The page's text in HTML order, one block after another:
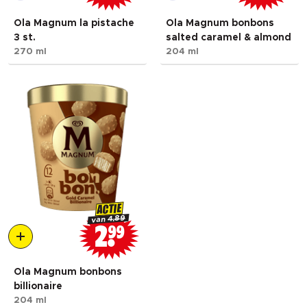
Ola Magnum la pistache
3 st.
270 ml
Ola Magnum bonbons
salted caramel & almond
204 ml
ACTIE
van4.89
299
Ola Magnum bonbons
billionaire
204 ml